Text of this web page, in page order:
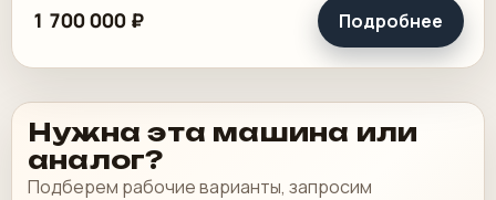
1 700 000 ₽ Подробнее
Нужна эта машина или
аналог?
Подберем рабочие варианты, запросим